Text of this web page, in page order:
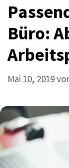
Büro:
Mai 10, 2019